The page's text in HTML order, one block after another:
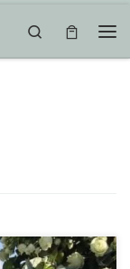
Search